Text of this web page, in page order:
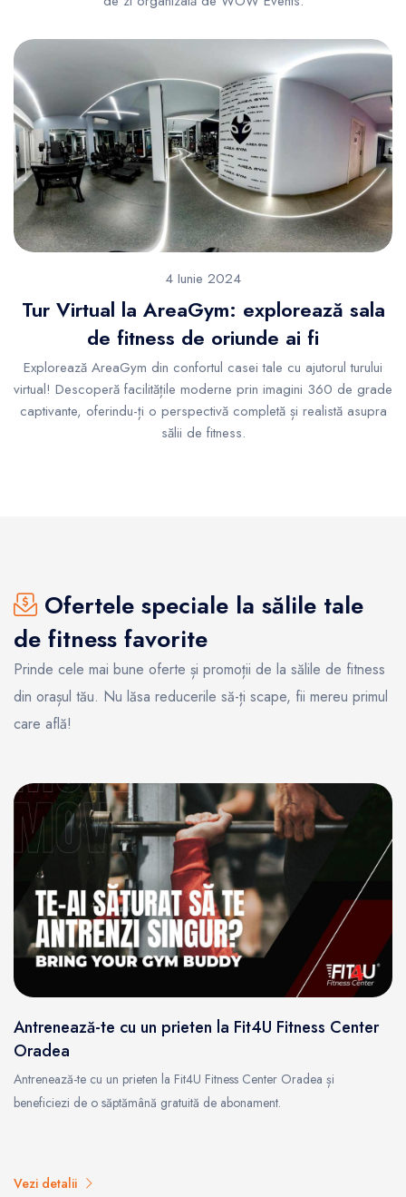
4 Iunie 2024
Tur Virtual la AreaGym: explorează sala
de fitness de oriunde ai fi
Explorează AreaGym din confortul casei tale cu ajutorul turului
virtual! Descoperă facilitățile moderne prin imagini 360 de grade
captivante, oferindu-ți o perspectivă completă și realistă asupra
sălii de fitness.
Ofertele speciale la sălile tale
de fitness favorite
Prinde cele mai bune oferte și promoții de la sălile de fitness
din orașul tău. Nu lăsa reducerile să-ți scape, fii mereu primul
care află!
Antrenează-te cu un prieten la Fit4U Fitness Center
Oradea
Antrenează-te cu un prieten la Fit4U Fitness Center Oradea și
beneficiezi de o săptămână gratuită de abonament.
Vezi detalii